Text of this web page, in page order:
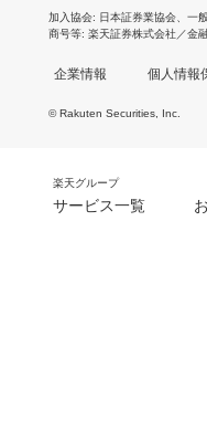
加入協会 日本証券業協会 一
商号等 楽天証券株式会社／金
企業情報 個人情報
© Rakuten Securities, Inc.
楽天グループ
サービス一覧